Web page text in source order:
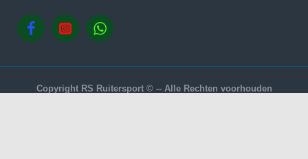
Copyright RS Ruitersport © -- Alle Rechten voorhouden